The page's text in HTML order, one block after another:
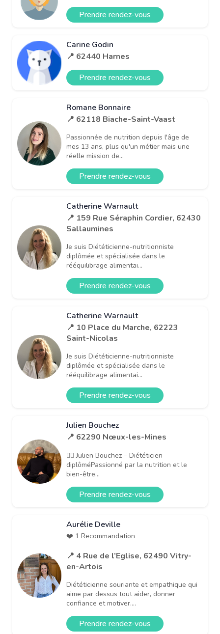
Prendre rendez-vous
Carine Godin
📍 62440 Harnes
Prendre rendez-vous
Romane Bonnaire
📍 62118 Biache-Saint-Vaast
Passionnée de nutrition depuis l'âge de
mes 13 ans, plus qu'un métier mais une
réelle mission de...
Prendre rendez-vous
Catherine Warnault
📍 159 Rue Séraphin Cordier, 62430
Sallaumines
Je suis Diététicienne-nutritionniste
diplômée et spécialisée dans le
rééquilibrage alimentai...
Prendre rendez-vous
Catherine Warnault
📍 10 Place du Marche, 62223
Saint-Nicolas
Je suis Diététicienne-nutritionniste
diplômée et spécialisée dans le
rééquilibrage alimentai...
Prendre rendez-vous
Julien Bouchez
📍 62290 Nœux-les-Mines
👨‍⚕️ Julien Bouchez – Diététicien
diplôméPassionné par la nutrition et le
bien-être...
Prendre rendez-vous
Aurélie Deville
❤️ 1 Recommandation
📍 4 Rue de l’Eglise, 62490 Vitry-
en-Artois
Diététicienne souriante et empathique qui
aime par dessus tout aider, donner
confiance et motiver....
Prendre rendez-vous